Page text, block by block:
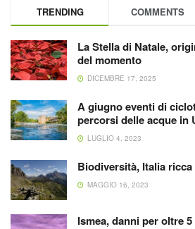
TRENDING COMMENTS
La Stella di Natale,
del momento
DICEMBRE 17, 2025
A giugno eventi di
percorsi delle acque in
LUGLIO 4, 2023
Biodiversità, Italia
MAGGIO 16, 2023
Ismea, danni per oltre